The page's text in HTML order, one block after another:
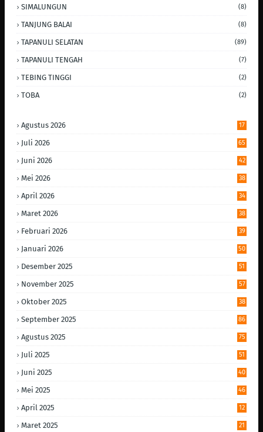
SIMALUNGUN (8)
TANJUNG BALAI (8)
TAPANULI SELATAN (89)
TAPANULI TENGAH (7)
TEBING TINGGI (2)
TOBA (2)
Agustus 2026 17
Juli 2026 65
Juni 2026 42
Mei 2026 38
April 2026 34
Maret 2026 38
Februari 2026 39
Januari 2026 50
Desember 2025 51
November 2025 57
Oktober 2025 38
September 2025 86
Agustus 2025 75
Juli 2025 51
Juni 2025 40
Mei 2025 46
April 2025 12
Maret 2025 21